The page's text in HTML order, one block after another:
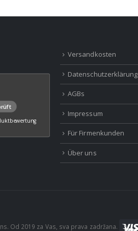
Versandkosten
Datenschutzerklärung
AGBs
Impressum
Für Firmenkunden
Über uns
Od 2019 za Vas, sva prava zadržana.